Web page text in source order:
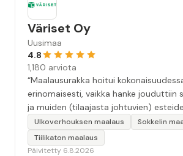
Väriset Oy
Uusimaa
4.8
1,180 arviota
“Maalausurakka hoitui
erinomaisesti, vaikka hanke jouduttiin
ja muiden (tilaajasta johtuvien)
keskeyttämään n. 3 viikoksi.
hyvä, yhteydenpito erinomaista,
huolellisesti. Suosittelen. Erityiskiitos
Ulkoverhouksen maalaus
Sokkelin
Tiilikaton maalaus
Päivitetty 6.8.2026